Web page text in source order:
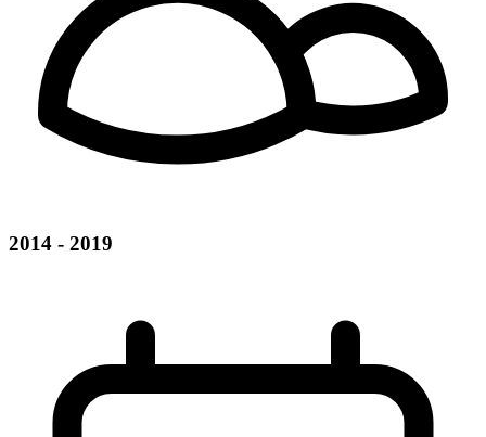
2014 - 2019